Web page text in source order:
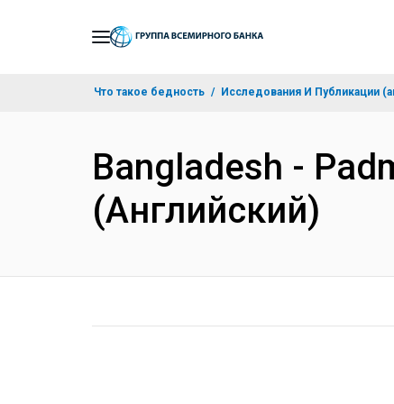
Что такое бедность Исследования И Публикации
Bangladesh -
(Английский)